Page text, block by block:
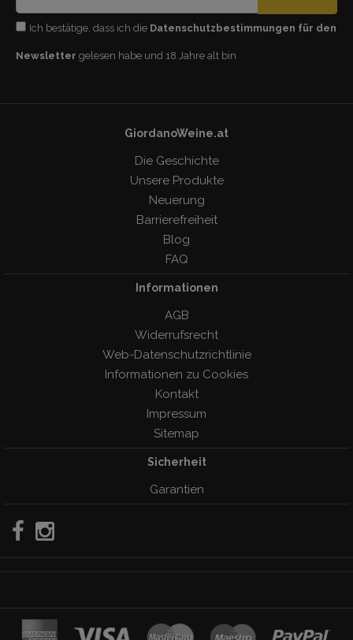
Ich bestätige, dass ich die Datenschutzbestimmungen für den
Newsletter gelesen habe und 18 Jahre alt bin
GiordanoWeine.at
Die Geschichte
Unsere Produkte
Neuerung
Barrierefreiheit
Blog
FAQ
Informationen
AGB
Widerrufsrecht
Web-Datenschutzrichtlinie
Informationen zu Cookies
Kontakt
Impressum
Sitemap
Sicherheit
Garantien